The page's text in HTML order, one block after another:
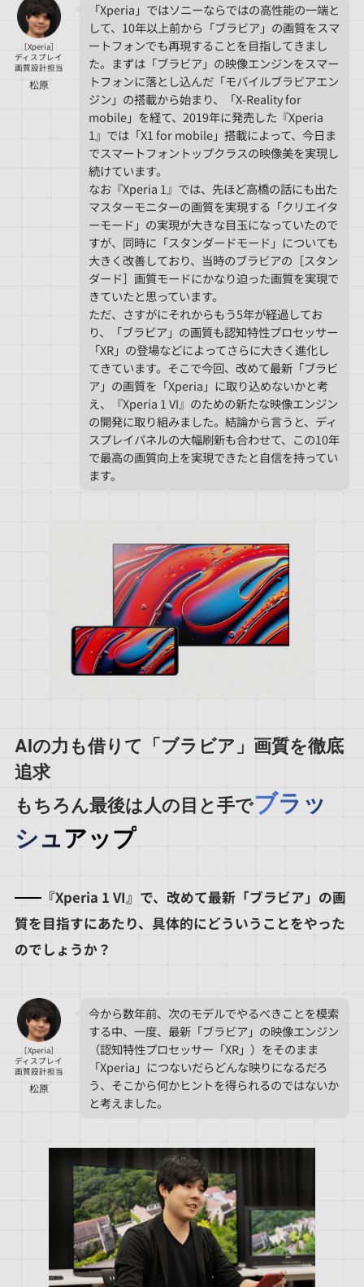
［Xperia］
ディスプレイ
画質設計担当
松原
「Xperia」ではソニーならではの高性能の一端と
して、10年以上前から「ブラビア」の画質をスマ
ートフォンでも再現することを目指してきまし
た。まずは「ブラビア」の映像エンジンをスマー
トフォンに落とし込んだ「モバイルブラビアエン
ジン」の搭載から始まり、「X-Reality for
mobile」を経て、2019年に発売した『Xperia
1』では「X1 for mobile」搭載によって、今日ま
でスマートフォントップクラスの映像美を実現し
続けています。
なお『Xperia 1』では、先ほど高橋の話にも出た
マスターモニターの画質を実現する「クリエイタ
ーモード」の実現が大きな目玉になっていたので
すが、同時に「スタンダードモード」についても
大きく改善しており、当時のブラビアの［スタン
ダード］画質モードにかなり迫った画質を実現で
きていたと思っています。
ただ、さすがにそれからもう5年が経過してお
り、「ブラビア」の画質も認知特性プロセッサー
「XR」の登場などによってさらに大きく進化し
てきています。そこで今回、改めて最新「ブラビ
ア」の画質を「Xperia」に取り込めないかと考
え、『Xperia 1 VI』のための新たな映像エンジン
の開発に取り組みました。結論から言うと、ディ
スプレイパネルの大幅刷新も合わせて、この10年
で最高の画質向上を実現できたと自信を持ってい
ます。
AIの力も借りて「ブラビア」画質を徹底
追求
もちろん最後は人の目と手でブラッ
シュアップ
『Xperia 1 VI』で、改めて最新「ブラビア」の画
質を目指すにあたり、具体的にどういうことをやった
のでしょうか？
［Xperia］
ディスプレイ
画質設計担当
松原
今から数年前、次のモデルでやるべきことを模索
する中、一度、最新「ブラビア」の映像エンジン
（認知特性プロセッサー「XR」）をそのまま
「Xperia」につないだらどんな映りになるだろ
う、そこから何かヒントを得られるのではないか
と考えました。